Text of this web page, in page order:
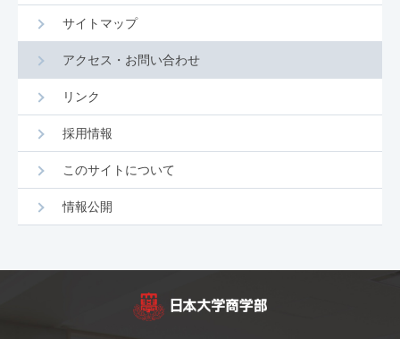
サイトマップ
アクセス・お問い合わせ
リンク
採用情報
このサイトについて
情報公開